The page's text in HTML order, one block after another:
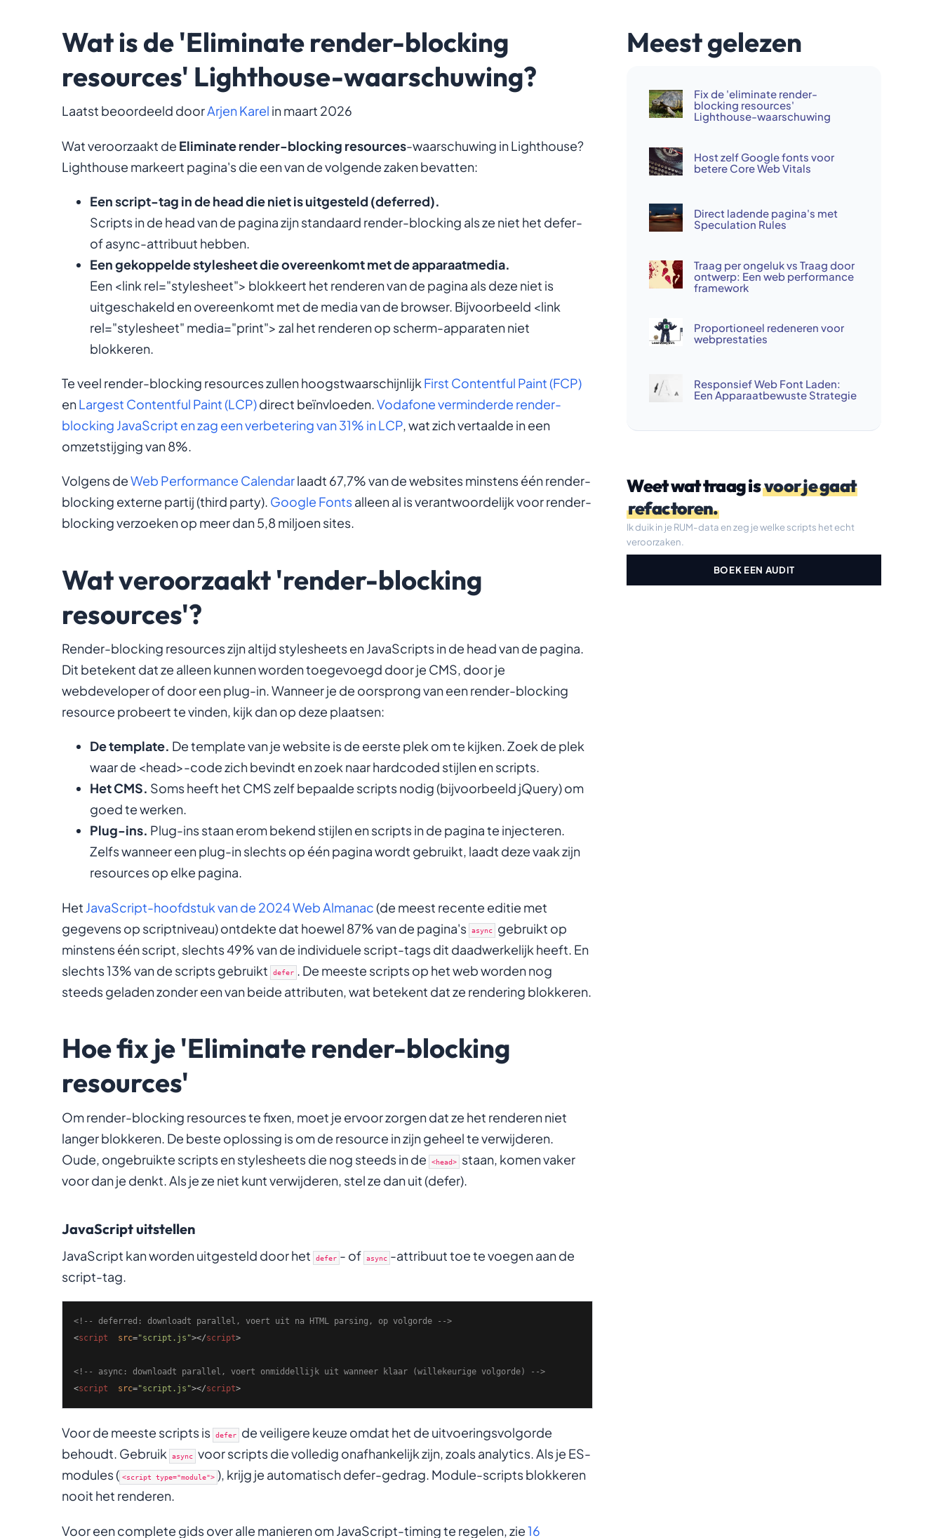
Wat is de 'Eliminate render-blocking
resources' Lighthouse-waarschuwing?
Laatst beoordeeld doorArjen Karel in maart 2026
Wat veroorzaakt de Eliminate render-blocking resources-waarschuwing in Lighthouse?
Lighthouse markeert pagina's die een van de volgende zaken bevatten:
Een script-tag in de head die niet is uitgesteld (deferred).
Scripts in de head van de pagina zijn standaard render-blocking als ze niet het defer-
ofasync-attribuut hebben.
Een gekoppelde stylesheet die overeenkomt met de apparaatmedia.
Een <link rel="stylesheet"> blokkeert het renderen van de pagina als deze niet is
uitgeschakeld en overeenkomt met de media van de browser. Bijvoorbeeld <link
rel="stylesheet" media="print"> zal het renderen op scherm-apparaten niet
blokkeren.
Te veel render-blocking resources zullen hoogstwaarschijnlijk First Contentful Paint (FCP)
enLargest Contentful Paint (LCP)direct beïnvloeden.Vodafone verminderde render-
blocking JavaScript en zag een verbetering van 31% in LCP, wat zich vertaalde in een
omzetstijging van 8%.
Volgens deWeb Performance Calendarlaadt 67,7% van de websites minstens één render-
blocking externe partij (third party). Google Fontsalleen al is verantwoordelijk voor render-
blocking verzoeken op meer dan 5,8 miljoen sites.
Wat veroorzaakt 'render-blocking
resources'?
Render-blocking resources zijn altijd stylesheets en JavaScripts in de head van de pagina.
Dit betekent dat ze alleen kunnen worden toegevoegd door je CMS, door je
webdeveloper of door een plug-in. Wanneer je de oorsprong van een render-blocking
resource probeert te vinden, kijk dan op deze plaatsen:
De template. De template van je website is de eerste plek om te kijken. Zoek de plek
waar de <head>-code zich bevindt en zoek naar hardcoded stijlen en scripts.
Het CMS. Soms heeft het CMS zelf bepaalde scripts nodig (bijvoorbeeld jQuery) om
goed te werken.
Plug-ins. Plug-ins staan erom bekend stijlen en scripts in de pagina te injecteren.
Zelfs wanneer een plug-in slechts op één pagina wordt gebruikt, laadt deze vaak zijn
resources op elke pagina.
Het JavaScript-hoofdstuk van de 2024 Web Almanac(de meest recente editie met
gegevens op scriptniveau) ontdekte dat hoewel 87% van de pagina's async gebruikt op
minstens één script, slechts 49% van de individuele script-tags dit daadwerkelijk heeft. En
slechts 13% van de scripts gebruikt
defer . De meeste scripts op het web worden nog
steeds geladen zonder een van beide attributen, wat betekent dat ze rendering blokkeren.
Hoe fix je 'Eliminate render-blocking
resources'
Om render-blocking resources te fixen, moet je ervoor zorgen dat ze het renderen niet
langer blokkeren. De beste oplossing is om de resource in zijn geheel te verwijderen.
Oude, ongebruikte scripts en stylesheets die nog steeds in de
<head> staan, komen vaker
voor dan je denkt. Als je ze niet kunt verwijderen, stel ze dan uit (defer).
JavaScript uitstellen
JavaScript kan worden uitgesteld door het defer - of async -attribuut toe te voegen aan de
script-tag.
<!-- deferred: downloadt parallel, voert uit na HTML parsing, op volgorde -->
<script src="script.js"></script>
<!-- async: downloadt parallel, voert onmiddellijk uit wanneer klaar (willekeurige volgorde) -->
<script src="script.js"></script>
Voor de meeste scripts is defer de veiligere keuze omdat het de uitvoeringsvolgorde
behoudt. Gebruik
async voor scripts die volledig onafhankelijk zijn, zoals analytics. Als je ES-
modules ( <script type="module"> ), krijg je automatisch defer-gedrag. Module-scripts blokkeren
nooit het renderen.
Voor een complete gids over alle manieren om JavaScript-timing te regelen, zie16
Meest gelezen
Fix de 'eliminate render-
blocking resources'
Lighthouse-waarschuwing
Host zelf Google fonts voor
betere Core Web Vitals
Direct ladende pagina's met
Speculation Rules
Traag per ongeluk vs Traag door
ontwerp: Een web performance
framework
Proportioneel redeneren voor
webprestaties
Responsief Web Font Laden:
Een Apparaatbewuste Strategie
Weet wat traag isvoor je gaat
refactoren.
Ik duik in je RUM-data en zeg je welke scripts het echt
veroorzaken.
BOEK EEN AUDIT